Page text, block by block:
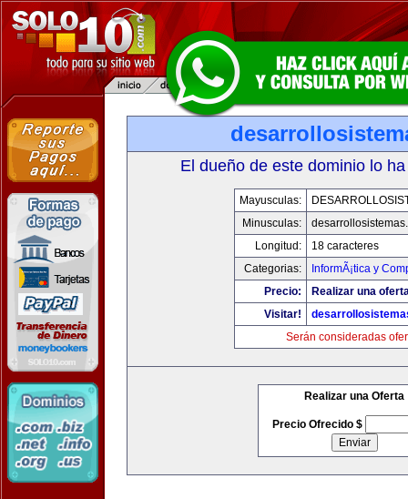
El dueño de este dominio lo
Mayusculas:
Minusculas:
Longitud:
18 caracteres
Categorias:
InformÃ¡tica y
Precio:
Realizar una
Visitar!
Serán consideradas
Realizar una Oferta
Precio Ofrecido $